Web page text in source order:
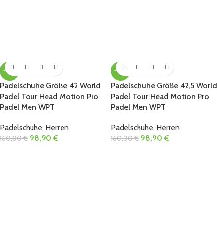
-38%
Padelschuhe Größe 42 World
Padel Tour Head Motion Pro
Padel Men WPT
Padelschuhe, Herren
160,00€ 98,90€
-38%
Padelschuhe Größe 42,5 World
Padel Tour Head Motion Pro
Padel Men WPT
Padelschuhe, Herren
160,00€ 98,90€